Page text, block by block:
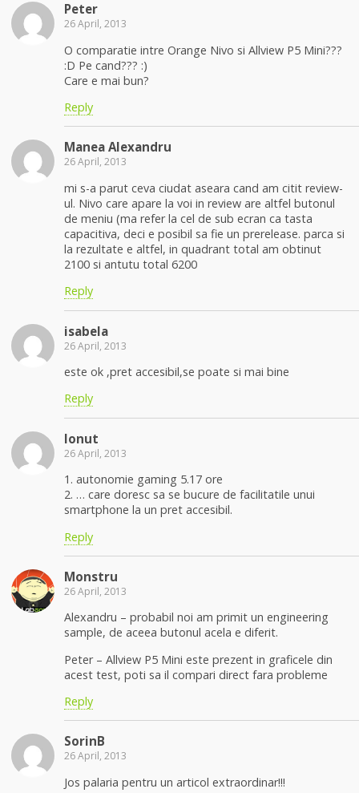
Peter
26 April, 2013
O comparatie intre Orange Nivo si Allview P5 Mini???
:D Pe cand??? :)
Care e mai bun?
Reply
Manea Alexandru
26 April, 2013
mi s-a parut ceva ciudat aseara cand am citit review-
ul. Nivo care apare la voi in review are altfel butonul
de meniu (ma refer la cel de sub ecran ca tasta
capacitiva, deci e posibil sa fie un prerelease. parca si
la rezultate e altfel, in quadrant total am obtinut
2100 si antutu total 6200
Reply
isabela
26 April, 2013
este ok ,pret accesibil,se poate si mai bine
Reply
Ionut
26 April, 2013
1. autonomie gaming 5.17 ore
2. … care doresc sa se bucure de facilitatile unui
smartphone la un pret accesibil.
Reply
Monstru
26 April, 2013
Alexandru – probabil noi am primit un engineering
sample, de aceea butonul acela e diferit.
Peter – Allview P5 Mini este prezent in graficele din
acest test, poti sa il compari direct fara probleme
Reply
SorinB
26 April, 2013
Jos palaria pentru un articol extraordinar!!!